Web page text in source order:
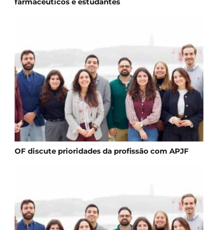
OF discute prioridades da profissão com APJF